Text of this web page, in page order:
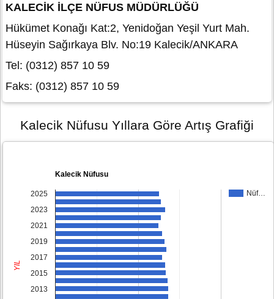
KALECİK İLÇE NÜFUS MÜDÜRLÜĞÜ
Hükümet Konağı Kat:2, Yenidoğan Yeşil Yurt Mah.
Hüseyin Sağırkaya Blv. No:19 Kalecik/ANKARA
Tel: (0312) 857 10 59
Faks: (0312) 857 10 59
Kalecik Nüfusu Yıllara Göre Artış Grafiği
Kalecik Nüfusu
Nüf…
2025
2023
2021
2019
2017
2015
2013
YIL